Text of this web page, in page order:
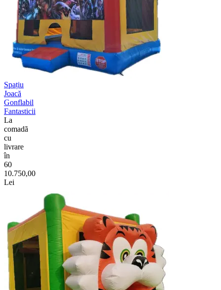
Spațiu
Joacă
Gonflabil
Fantasticii
La
comadã
cu
livrare
în
60
10.750,00
Lei